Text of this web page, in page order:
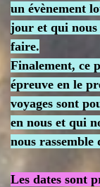
un évènement
jour et qui
faire.
Finalement, ce
épreuve en le
voyages sont
en nous et qui
nous rassemble
Les dates sont